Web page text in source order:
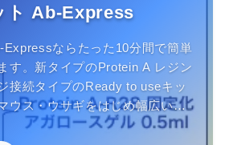
ト Ab-Express
Expressならたった10分間で簡単
す。新タイプのProtein A レジン
接続タイプのReady to useキッ
ウス・ウサギをはじめ幅広い生
利用いただけます。中性域で結